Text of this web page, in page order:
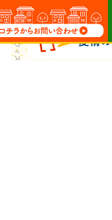
Copyright © ウィズ・ユー All Rights Reserved.